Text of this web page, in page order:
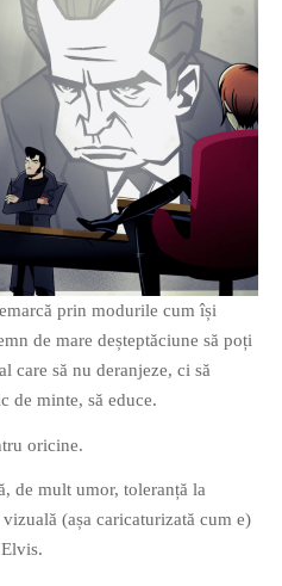
prin modurile cum își
de mare deșteptăciune să poți
care să nu deranjeze, ci să
de minte, să educe.
oricine.
de mult umor, toleranță la
(așa caricaturizată cum e)